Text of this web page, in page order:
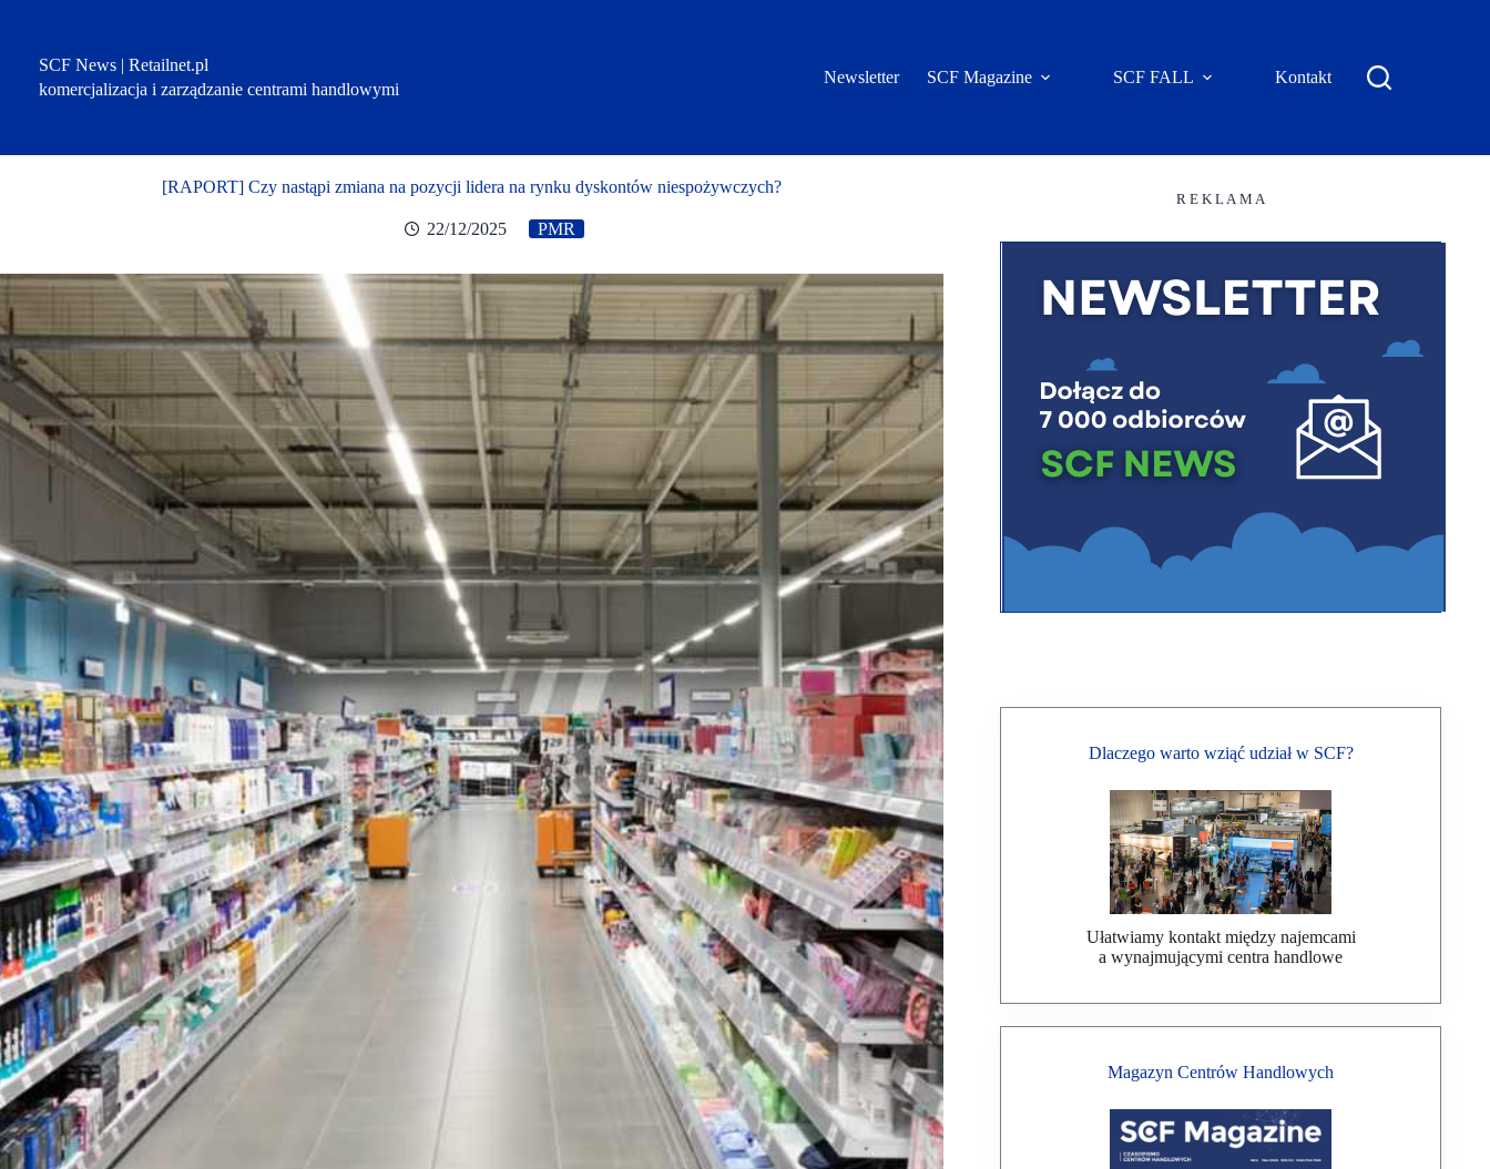
SCF News | Retailnet.pl
komercjalizacja i zarządzanie centrami handlowymi
Newsletter SCF Magazine SCF FALL Kontakt
[RAPORT] Czy nastąpi zmiana na pozycji lidera na rynku dyskontów niespożywczych?
22/12/2025 PMR
R E K L A M A
Dlaczego warto wziąć udział w SCF?
Ułatwiamy kontakt między najemcami
a wynajmującymi centra handlowe
Magazyn Centrów Handlowych